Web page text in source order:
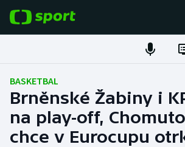
Fotbal
Hokej
Tenis
BASKETBAL
Brněnské Žabiny i
na play-off,
chce v Eurocupu